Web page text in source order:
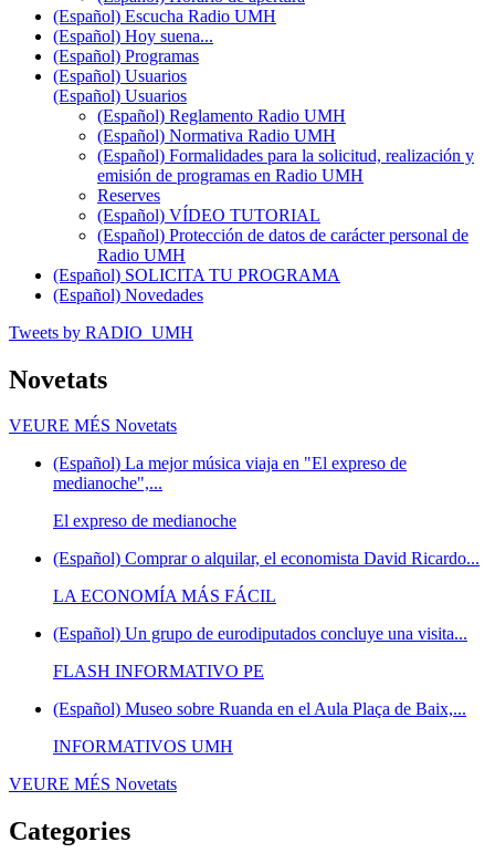
(Español) Escucha Radio UMH
(Español) Hoy suena...
(Español) Programas
(Español) Usuarios
(Español) Usuarios
(Español) Reglamento Radio UMH
(Español) Normativa Radio UMH
(Español) Formalidades para la solicitud, realización y
emisión de programas en Radio UMH
Reserves
(Español) VÍDEO TUTORIAL
(Español) Protección de datos de carácter personal de
Radio UMH
(Español) SOLICITA TU PROGRAMA
(Español) Novedades
Tweets by RADIO_UMH
Novetats
VEURE MÉS Novetats
(Español) La mejor música viaja en "El expreso de
medianoche",...
El expreso de medianoche
(Español) Comprar o alquilar, el economista David Ricardo...
LA ECONOMÍA MÁS FÁCIL
(Español) Un grupo de eurodiputados concluye una visita...
FLASH INFORMATIVO PE
(Español) Museo sobre Ruanda en el Aula Plaça de Baix,...
INFORMATIVOS UMH
VEURE MÉS Novetats
Categories